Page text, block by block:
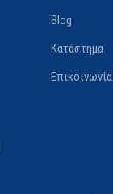
Blog
Κατάστημα
Επικοινωνία